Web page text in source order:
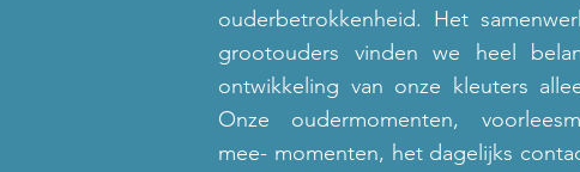
ouderbetrokkenheid. Het
grootouders vinden we heel
ontwikkeling van onze kleuters
Onze oudermomenten,
mee- momenten, het dagelijks